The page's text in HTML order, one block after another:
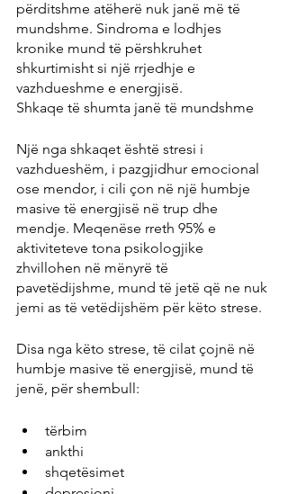
përditshme atëherë nuk janë më të
mundshme. Sindroma e lodhjes
kronike mund të përshkruhet
shkurtimisht si një rrjedhje e
vazhdueshme e energjisë.
Shkaqe të shumta janë të mundshme
Një nga shkaqet është stresi i
vazhdueshëm, i pazgjidhur emocional
ose mendor, i cili çon në një humbje
masive të energjisë në trup dhe
mendje. Meqenëse rreth 95% e
aktiviteteve tona psikologjike
zhvillohen në mënyrë të
pavetëdijshme, mund të jetë që ne nuk
jemi as të vetëdijshëm për këto strese.
Disa nga këto strese, të cilat çojnë në
humbje masive të energjisë, mund të
jenë, për shembull:
tërbim
ankthi
shqetësimet